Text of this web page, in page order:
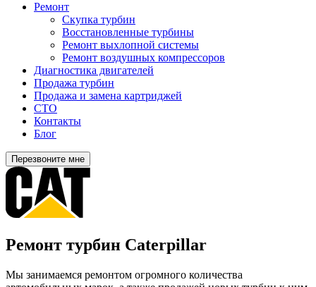
Ремонт
Скупка турбин
Восстановленные турбины
Ремонт выхлопной системы
Ремонт воздушных компрессоров
Диагностика двигателей
Продажа турбин
Продажа и замена картриджей
СТО
Контакты
Блог
Перезвоните мне
Ремонт турбин Caterpillar
Мы занимаемся ремонтом огромного количества